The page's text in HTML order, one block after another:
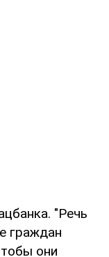
"Речь
граждан
они